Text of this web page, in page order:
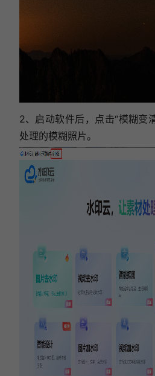
2、启动软件后，点击“模糊变
处理的模糊照片。